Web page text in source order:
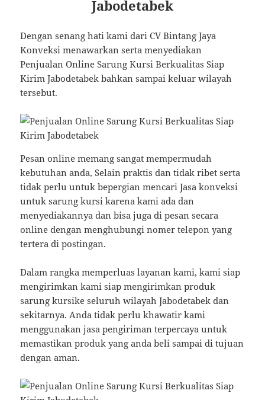
Jabodetabek
Dengan senang hati kami dari CV Bintang Jaya
Konveksi menawarkan serta menyediakan
Penjualan Online Sarung Kursi Berkualitas Siap
Kirim Jabodetabek bahkan sampai keluar wilayah
tersebut.
Pesan online memang sangat mempermudah
kebutuhan anda, Selain praktis dan tidak ribet serta
tidak perlu untuk bepergian mencari Jasa konveksi
untuk sarung kursi karena kami ada dan
menyediakannya dan bisa juga di pesan secara
online dengan menghubungi nomer telepon yang
tertera di postingan.
Dalam rangka memperluas layanan kami, kami siap
mengirimkan kami siap mengirimkan produk
sarung kursike seluruh wilayah Jabodetabek dan
sekitarnya. Anda tidak perlu khawatir kami
menggunakan jasa pengiriman terpercaya untuk
memastikan produk yang anda beli sampai di tujuan
dengan aman.